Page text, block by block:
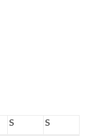
S
S